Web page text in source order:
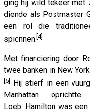
ging hij wild tekeer met
diende als Postmaster
een rol die
spionnen. [4]
Met financiering door
twee banken in New
[5]
Hij stierf in een
Manhattan
Loeb. Hamilton was